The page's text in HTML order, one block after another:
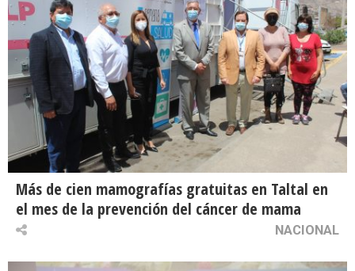
Más de cien mamografías gratuitas en Taltal en
el mes de la prevención del cáncer de mama
NACIONAL